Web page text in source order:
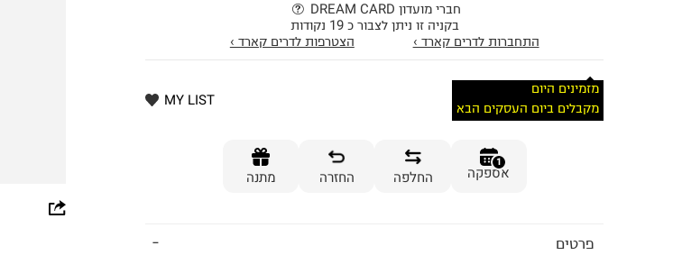
חברי מועדון DREAM CARD
בקניה זו ניתן לצבור כ 19 נקודות
התחברות לדרים קארד ›
הצטרפות לדרים קארד ›
מזמינים היום
מקבלים ביום העסקים הבא
MY LIST
1
אספקה החלפה החזרה מתנה
פרטים